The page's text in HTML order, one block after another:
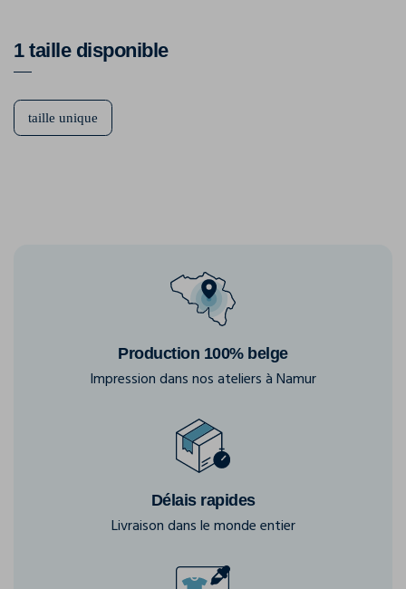
1 taille disponible
taille unique
Production 100% belge
Impression dans nos ateliers à Namur
Délais rapides
Livraison dans le monde entier